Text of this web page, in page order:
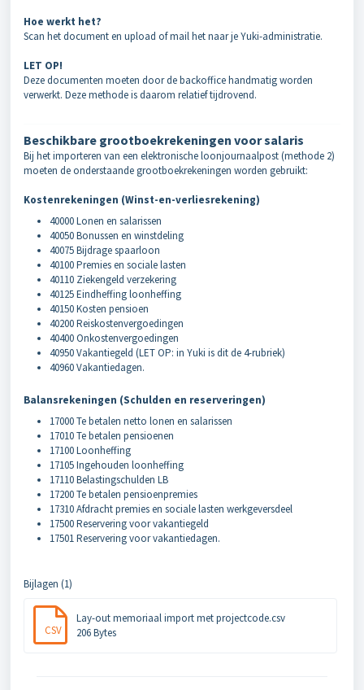
Hoe werkt het?
Scan het document en upload of mail het naar je Yuki-administratie.
LET OP!
Deze documenten moeten door de backoffice handmatig worden
verwerkt. Deze methode is daarom relatief tijdrovend.
Beschikbare grootboekrekeningen voor salaris
Bij het importeren van een elektronische loonjournaalpost (methode 2)
moeten de onderstaande grootboekrekeningen worden gebruikt:
Kostenrekeningen (Winst-en-verliesrekening)
40000 Lonen en salarissen
40050 Bonussen en winstdeling
40075 Bijdrage spaarloon
40100 Premies en sociale lasten
40110 Ziekengeld verzekering
40125 Eindheffing loonheffing
40150 Kosten pensioen
40200 Reiskostenvergoedingen
40400 Onkostenvergoedingen
40950 Vakantiegeld (LET OP: in Yuki is dit de 4-rubriek)
40960 Vakantiedagen.
Balansrekeningen (Schulden en reserveringen)
17000 Te betalen netto lonen en salarissen
17010 Te betalen pensioenen
17100 Loonheffing
17105 Ingehouden loonheffing
17110 Belastingschulden LB
17200 Te betalen pensioenpremies
17310 Afdracht premies en sociale lasten werkgeversdeel
17500 Reservering voor vakantiegeld
17501 Reservering voor vakantiedagen.
Bijlagen (1)
CSV
Lay-out memoriaal import met projectcode.csv
206 Bytes